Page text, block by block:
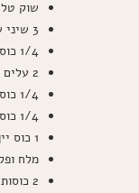
שוק טלה
3 שיני שום, קצוצות דק
1/4 כוס פטרוזיליה קצוצה
2 עלים של טימין
1/4 כוס רוזמרין קצוץ
1/4 כוס שמן זית
1 כוס יין אדום איכותי
מלח
2